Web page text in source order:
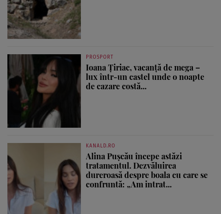
PROSPORT
Ioana Țiriac, vacanță de mega –
lux într-un castel unde o noapte
de cazare costă...
KANALD.RO
Alina Pușcău începe astăzi
tratamentul. Dezvăluirea
dureroasă despre boala cu care se
confruntă: „Am intrat...